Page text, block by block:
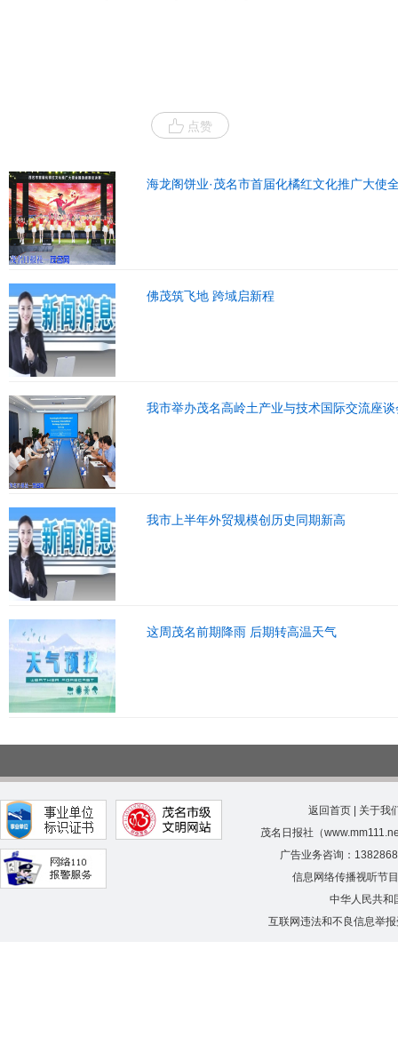
点赞
海龙阁饼业·茂名市首届化橘红文化推广大使
佛茂筑飞地 跨域启新程
我市举办茂名高岭土产业与技术国际交流座谈
我市上半年外贸规模创历史同期新高
这周茂名前期降雨 后期转高温天气
返回首页
关于我
茂名日报社（
广告业务咨询：
信息网络传播视听节
中华人民共和
互联网违法和不良信息举